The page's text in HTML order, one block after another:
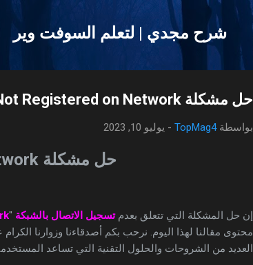
شرح مجدي | لتعلم السوفت وير
حل مشكلة Not Registered on Network : حل مشكلة لم يتم التسجيل على الشبكة
بواسطةTopMag4
- يوليو 10, 2023
حل مشكلة Not Registered on Network
إن حل المشكلة التي تتعلق بعدمتسجيل الاتصال بالشبكة "
محتوى مقالنا لهذا اليوم. نرحب بكم أصدقاءنا وزوارنا
العديد من الشروحات والحلول التقنية التي تساعد